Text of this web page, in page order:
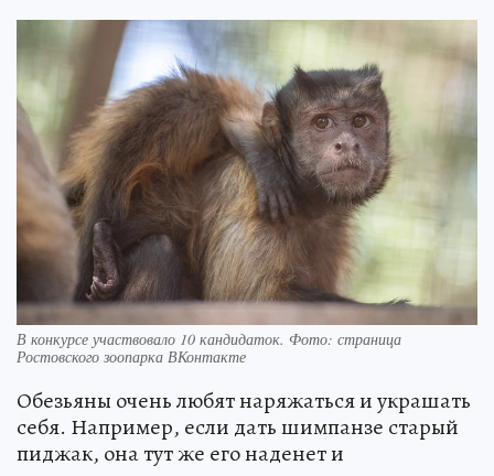
В конкурсе участвовало 10 кандидаток. Фото: страница
Ростовского зоопарка ВКонтакте
Обезьяны очень любят наряжаться и украшать
себя. Например, если дать шимпанзе старый
пиджак, она тут же его наденет и